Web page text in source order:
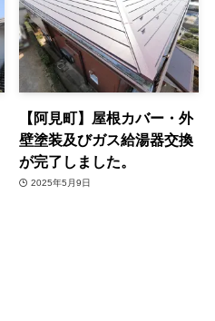
【阿見町】屋根カバー・外
壁塗装及びガス給湯器交換
が完了しました。
2025年5月9日